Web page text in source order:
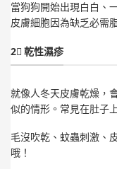
當狗狗開始出現白白、
皮膚細胞因為缺乏必需
2⃣ 乾性濕疹
就像人冬天皮膚乾燥，
似的情形。常見在肚子
毛沒吹乾、蚊蟲刺激、
哦！